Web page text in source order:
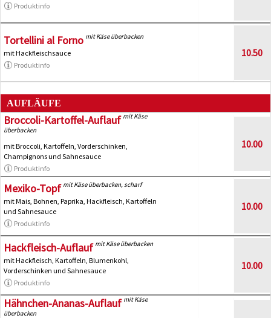
Produktinfo
Tortellini al Forno mit Käse überbacken
mit Hackfleischsauce
Produktinfo
10.50
AUFLÄUFE
Broccoli-Kartoffel-Auflauf mit Käse
überbacken
mit Broccoli, Kartoffeln, Vorderschinken,
Champignons und Sahnesauce
Produktinfo
10.00
Mexiko-Topf mit Käse überbacken, scharf
mit Mais, Bohnen, Paprika, Hackfleisch, Kartoffeln
und Sahnesauce
Produktinfo
10.00
Hackfleisch-Auflauf mit Käse überbacken
mit Hackfleisch, Kartoffeln, Blumenkohl,
Vorderschinken und Sahnesauce
Produktinfo
10.00
Hähnchen-Ananas-Auflauf mit Käse
überbacken